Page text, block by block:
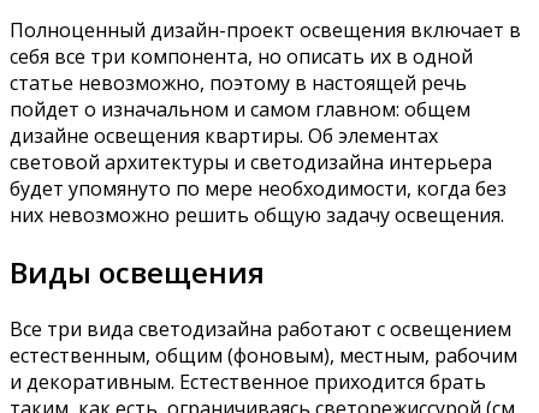
Полноценный дизайн-проект освещения включает в
себя все три компонента, но описать их в одной
статье невозможно, поэтому в настоящей речь
пойдет о изначальном и самом главном: общем
дизайне освещения квартиры. Об элементах
световой архитектуры и светодизайна интерьера
будет упомянуто по мере необходимости, когда без
них невозможно решить общую задачу освещения.
Виды освещения
Все три вида светодизайна работают с освещением
естественным, общим (фоновым), местным, рабочим
и декоративным. Естественное приходится брать